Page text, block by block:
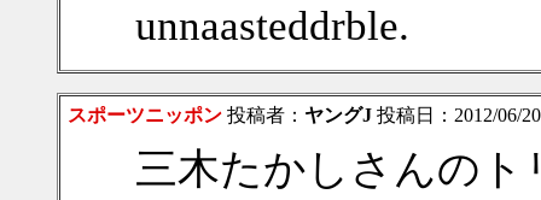
unnaasteddrble.
スポーツニッポン 投稿者： ヤングJ 投稿日：2012/06/
三木たかしさんの